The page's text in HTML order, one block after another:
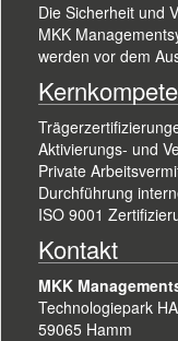
Die Sicherheit und
MKK
werden vor dem
Aktivierungs- und
Private
Durchführung
ISO 9001
Kontakt
MKK
Technologiepark
59065 Hamm